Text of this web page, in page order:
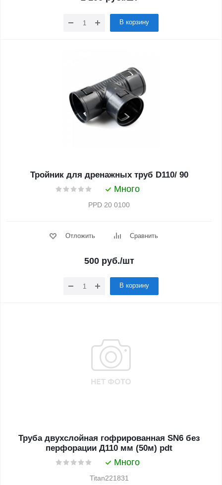
В корзину
Тройник для дренажных труб D110/ 90
Много
PPD 20 0100
Отложить Сравнить
500 руб./шт
В корзину
Труба двухслойная гофрированная SN6 без
перфорации Д110 мм (50м) pdt
Много
Titan221831